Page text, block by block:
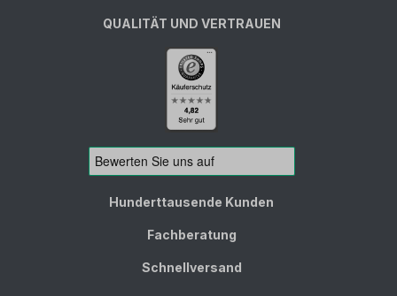
QUALITÄT UND VERTRAUEN
Hunderttausende Kunden
Fachberatung
Schnellversand